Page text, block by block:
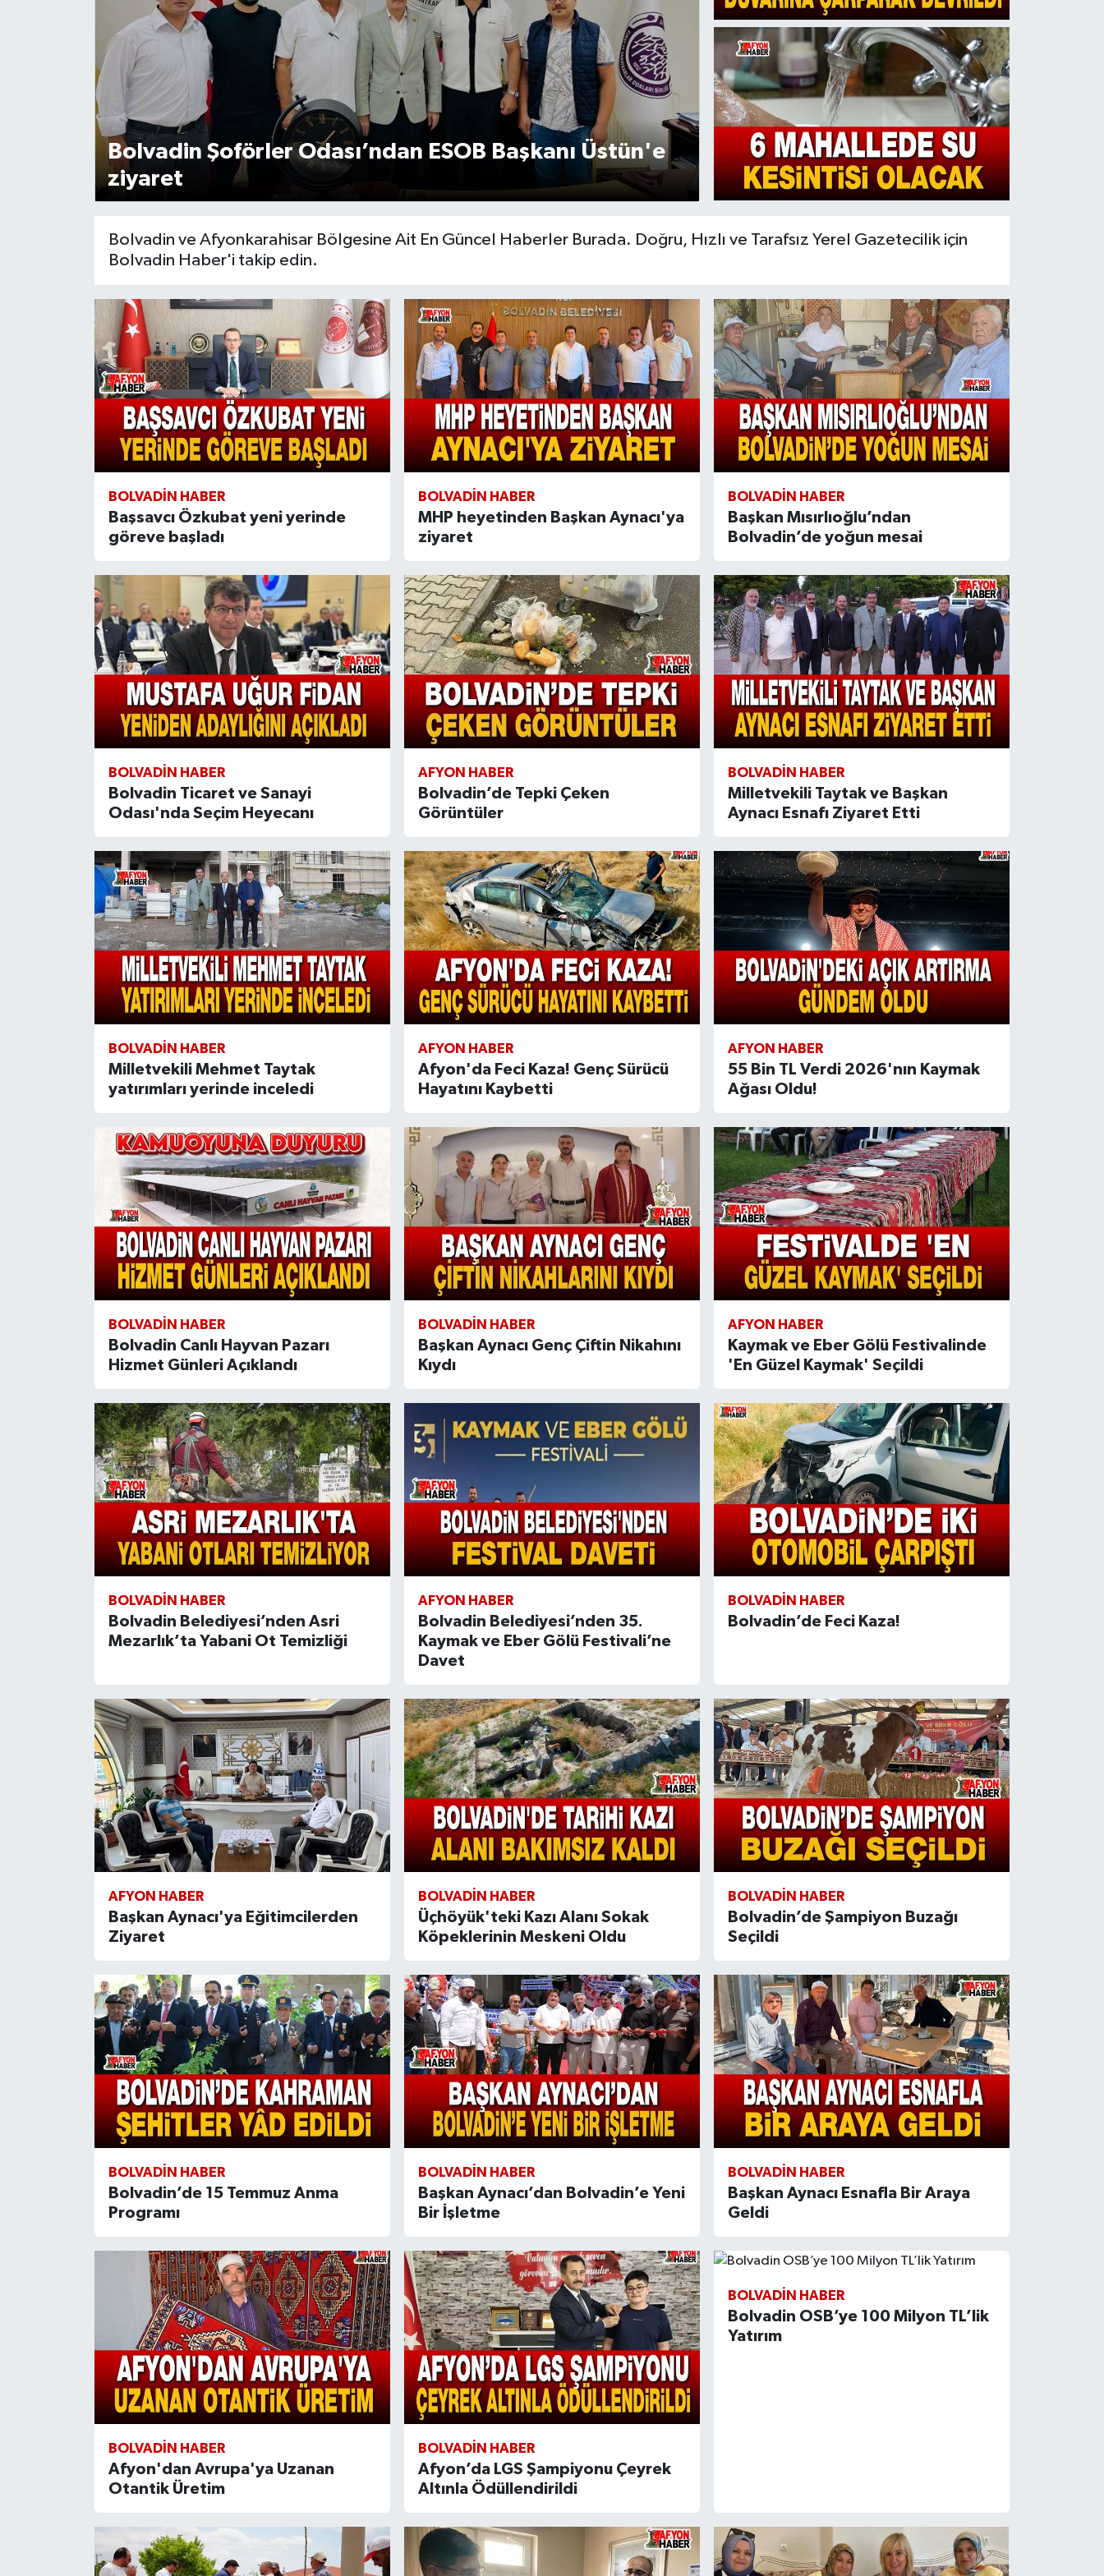
Bolvadin Şoförler Odası’ndan ESOB Başkanı Üstün'e
ziyaret
Bolvadin ve Afyonkarahisar Bölgesine Ait En Güncel Haberler Burada. Doğru, Hızlı ve Tarafsız Yerel Gazetecilik için
Bolvadin Haber'i takip edin.
BOLVADIN HABER
Başsavcı Özkubat yeni yerinde
göreve başladı
BOLVADIN HABER
MHP heyetinden Başkan Aynacı'ya
ziyaret
BOLVADIN HABER
Başkan Mısırlıoğlu’ndan
Bolvadin’de yoğun mesai
BOLVADIN HABER
Bolvadin Ticaret ve Sanayi
Odası'nda Seçim Heyecanı
AFYON HABER
Bolvadin’de Tepki Çeken
Görüntüler
BOLVADIN HABER
Milletvekili Taytak ve Başkan
Aynacı Esnafı Ziyaret Etti
BOLVADIN HABER
Milletvekili Mehmet Taytak
yatırımları yerinde inceledi
AFYON HABER
Afyon'da Feci Kaza! Genç Sürücü
Hayatını Kaybetti
AFYON HABER
55 Bin TL Verdi 2026'nın Kaymak
Ağası Oldu!
BOLVADIN HABER
Bolvadin Canlı Hayvan Pazarı
Hizmet Günleri Açıklandı
BOLVADIN HABER
Başkan Aynacı Genç Çiftin Nikahını
Kıydı
AFYON HABER
Kaymak ve Eber Gölü Festivalinde
'En Güzel Kaymak' Seçildi
BOLVADIN HABER
Bolvadin Belediyesi’nden Asri
Mezarlık’ta Yabani Ot Temizliği
AFYON HABER
Bolvadin Belediyesi’nden 35.
Kaymak ve Eber Gölü Festivali’ne
Davet
BOLVADIN HABER
Bolvadin’de Feci Kaza!
AFYON HABER
Başkan Aynacı'ya Eğitimcilerden
Ziyaret
BOLVADIN HABER
Üçhöyük'teki Kazı Alanı Sokak
Köpeklerinin Meskeni Oldu
BOLVADIN HABER
Bolvadin’de Şampiyon Buzağı
Seçildi
BOLVADIN HABER
Bolvadin’de 15 Temmuz Anma
Programı
BOLVADIN HABER
Başkan Aynacı’dan Bolvadin’e Yeni
Bir İşletme
BOLVADIN HABER
Başkan Aynacı Esnafla Bir Araya
Geldi
BOLVADIN HABER
Afyon'dan Avrupa'ya Uzanan
Otantik Üretim
BOLVADIN HABER
Afyon’da LGS Şampiyonu Çeyrek
Altınla Ödüllendirildi
BOLVADIN HABER
Bolvadin OSB’ye 100 Milyon TL’lik
Yatırım
Etkinlikler